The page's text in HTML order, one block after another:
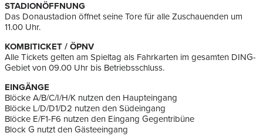
STADIONÖFFNUNG
Das Donaustadion öffnet seine Tore für alle Zuschauenden um
11.00 Uhr.
KOMBITICKET / ÖPNV
Alle Tickets gelten am Spieltag als Fahrkarten im gesamten DING-
Gebiet von 09.00 Uhr bis Betriebsschluss.
EINGÄNGE
Blöcke A/B/C/I/H/K nutzen den Haupteingang
Blöcke L/D/D1/D2 nutzen den Südeingang
Blöcke E/F1-F6 nutzen den Eingang Gegentribüne
Block G nutzt den Gästeeingang